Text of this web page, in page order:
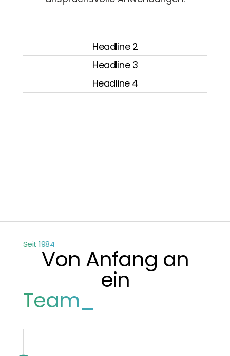
Headline 2
Headline 3
Headline 4
Seit 1984
Von Anfang an
ein
Team_